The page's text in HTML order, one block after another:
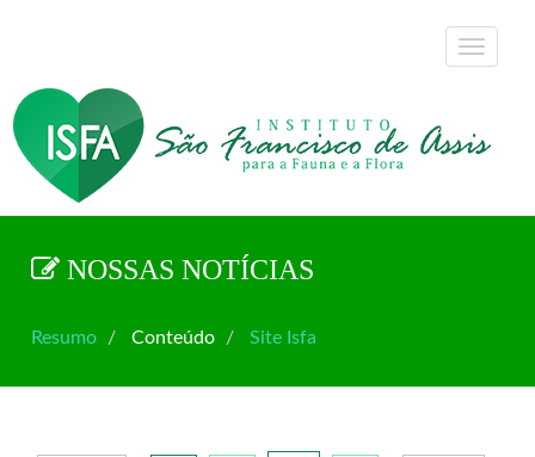
NOSSAS NOTÍCIAS
Resumo Conteúdo Site Isfa